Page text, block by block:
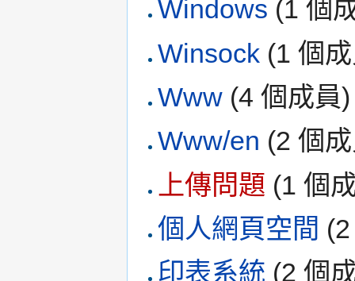
Windows (1 個
Winsock (1 個
Www ‏‎ (4 個成員)
Www/en (2 個
上傳問題 (1 個
個人網頁空間
印表系統 (2 個